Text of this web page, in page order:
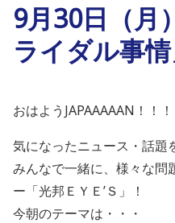
9月30日（月
ライダル事情
おはようJAPAAAAAN！！！
気になったニュース・話題
みんなで一緒に、様々な問
ー「光邦ＥＹＥ’Ｓ」！
今朝のテーマは・・・